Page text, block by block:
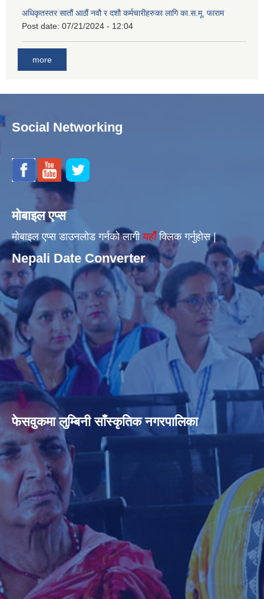
अधिकृतस्तर सातौं आठौं नवौ र दशौ कर्मचारीहरुका लागि का.स.मू. फाराम
Post date: 07/21/2024 - 12:04
more
Social Networking
मोबाइल एप्स
मोबाइल एप्स डाउनलोड गर्नको लागीयहाँँक्लिक गर्नुहोस |
Nepali Date Converter
फेसवुकमा लुम्बिनी साँस्कृतिक नगरपालिका